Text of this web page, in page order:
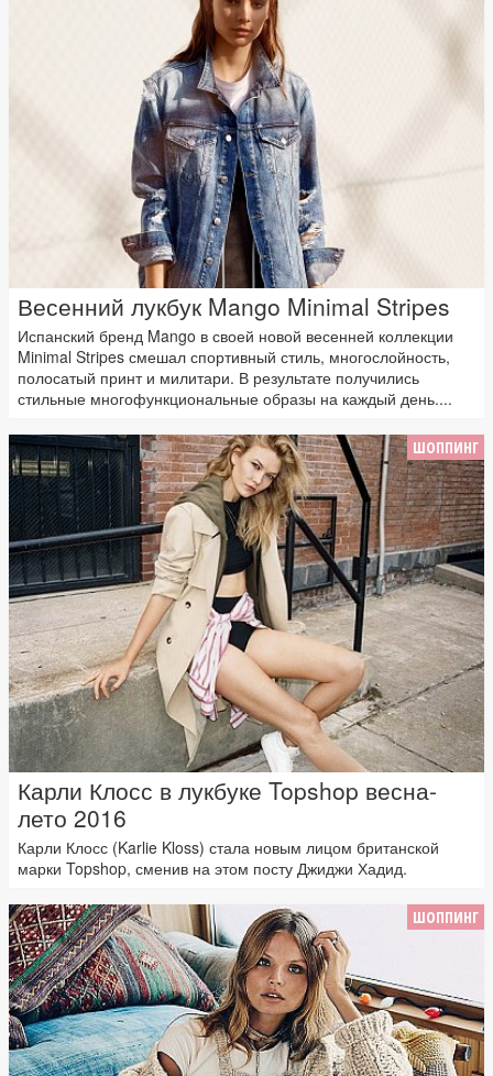
Весенний лукбук Mango Minimal Stripes
Испанский бренд Mango в своей новой весенней коллекции
Minimal Stripes смешал спортивный стиль, многослойность,
полосатый принт и милитари. В результате получились
стильные многофункциональные образы на каждый день....
ШОППИНГ
Карли Клосс в лукбуке Topshop весна-
лето 2016
Карли Клосс (Karlie Kloss) стала новым лицом британской
марки Topshop, сменив на этом посту Джиджи Хадид.
ШОППИНГ